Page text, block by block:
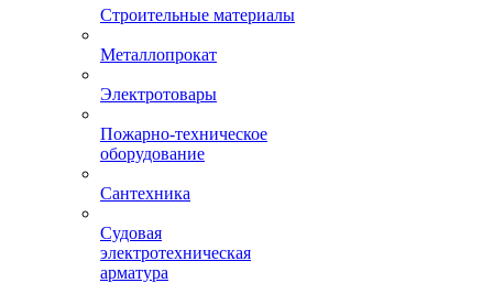
Строительные материалы
Металлопрокат
Электротовары
Пожарно-техническое
оборудование
Сантехника
Судовая
электротехническая
арматура